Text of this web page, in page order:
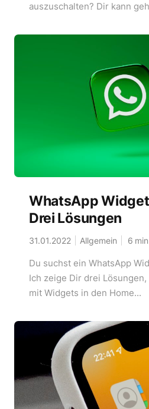
auszuschalten? Dir kann
WhatsApp
Drei Lösungen
31.01.2022 Allgemein 6 min
Du suchst ein WhatsApp
Ich zeige Dir drei
mit Widgets in den Home...